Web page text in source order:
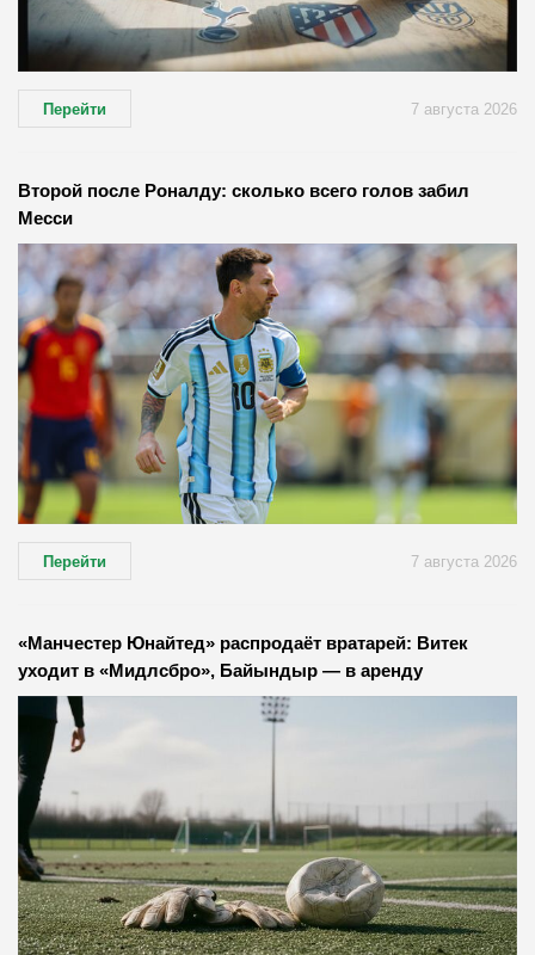
Перейти 7 августа 2026
Второй после Роналду: сколько всего голов забил
Месси
Перейти 7 августа 2026
«Манчестер Юнайтед» распродаёт вратарей: Витек
уходит в «Мидлсбро», Байындыр — в аренду